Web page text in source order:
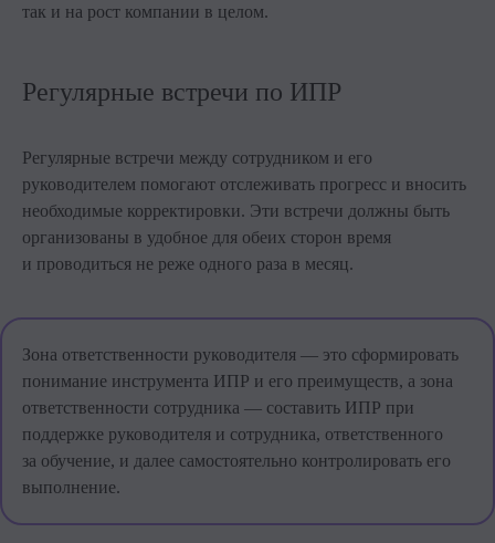
так и на рост компании в целом.
Регулярные встречи по ИПР
Регулярные встречи между сотрудником и его
руководителем помогают отслеживать прогресс и вносить
необходимые корректировки. Эти встречи должны быть
организованы в удобное для обеих сторон время
и проводиться не реже одного раза в месяц.
Зона ответственности руководителя — это сформировать
понимание инструмента ИПР и его преимуществ, а зона
ответственности сотрудника — составить ИПР при
поддержке руководителя и сотрудника, ответственного
за обучение, и далее самостоятельно контролировать его
выполнение.